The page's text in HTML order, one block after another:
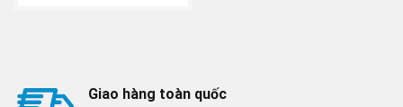
Giao hàng toàn quốc